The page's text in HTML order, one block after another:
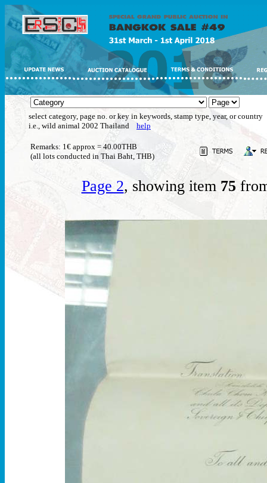
select category, page no. or key in keywords, stamp type, year, or country
i.e., wild animal 2002 Thailand help
Remarks: 1€ approx = 40.00THB
(all lots conducted in Thai Baht, THB)
Page 2, showing item 75